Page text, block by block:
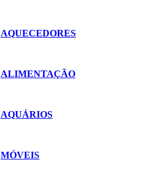
AQUECEDORES
ALIMENTAÇÃO
AQUÁRIOS
MÓVEIS